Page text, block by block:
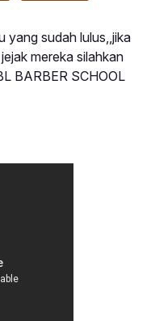
yang sudah lulus,,jika
mereka silahkan
BARBER SCHOOL